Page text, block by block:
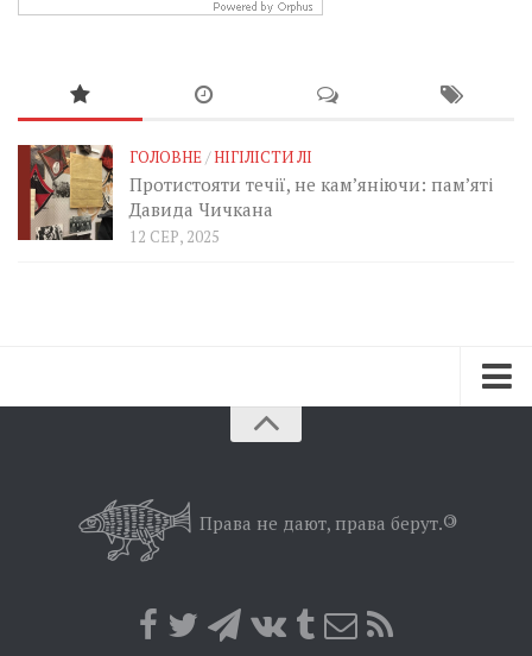
ГОЛОВНЕ/НІГІЛІСТИ ЛІ
Протистояти течії, не кам’яніючи: пам’яті
Давида Чичкана
12 СЕР, 2025
Позиція
Права не дают, права берут.©